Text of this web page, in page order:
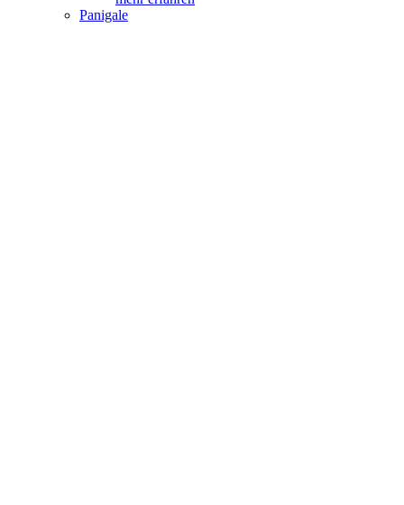
Panigale